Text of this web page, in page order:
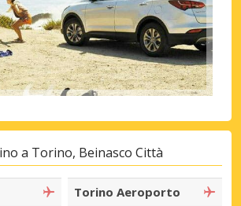
a Torino, Beinasco Città
Torino Aeroporto